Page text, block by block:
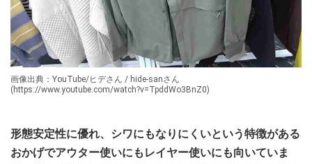
画像出典：YouTube/ヒデさん / hide-sanさん
(https://www.youtube.com/watch?v=TpddWo3BnZ0)
形態安定性に優れ、シワにもなりにくいという特徴がある
おかげでアウター使いにもレイヤー使いにも向いていま